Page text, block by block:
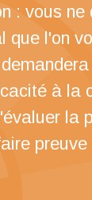
: vous
l'on
à la
la